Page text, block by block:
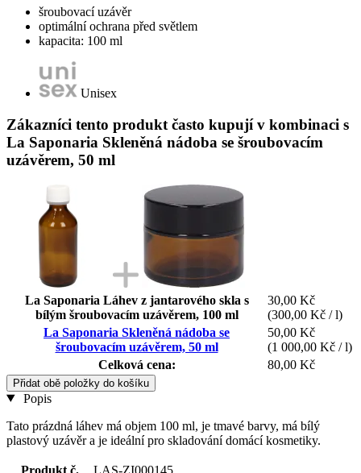
šroubovací uzávěr
optimální ochrana před světlem
kapacita: 100 ml
Unisex
Zákazníci tento produkt často kupují v kombinaci s
La Saponaria Skleněná nádoba se šroubovacím
uzávěrem, 50 ml
La Saponaria Láhev z jantarového skla s
bílým šroubovacím uzávěrem, 100 ml
30,00 Kč
(300,00 Kč / l)
La Saponaria Skleněná nádoba se
šroubovacím uzávěrem, 50 ml
50,00 Kč
(1 000,00 Kč / l)
Celková cena:
80,00 Kč
Přidat obě položky do košíku
Popis
Tato prázdná láhev má objem 100 ml, je tmavé barvy, má bílý
plastový uzávěr a je ideální pro skladování domácí kosmetiky.
Produkt č.
LAS-ZI000145